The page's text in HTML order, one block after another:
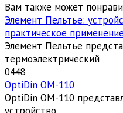
Вам также может
Элемент Пельтье:
практическое применение
Элемент Пельтье
термоэлектрический
0448
OptiDin ОМ-110
OptiDin ОМ-110